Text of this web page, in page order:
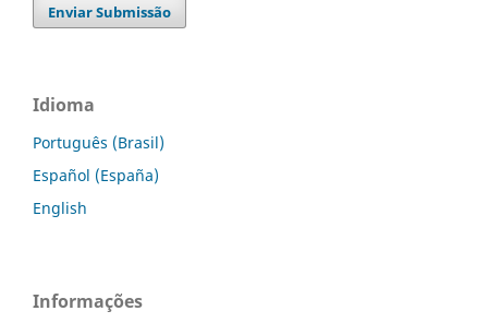
Enviar Submissão
Idioma
Português (Brasil)
Español (España)
English
Informações